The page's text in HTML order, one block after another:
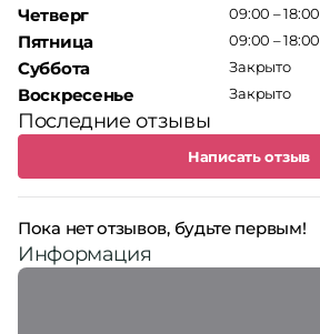
Четверг
Пятница
Суббота
Воскресенье
09:00 – 18:00
09:00 – 18:00
Закрыто
Закрыто
Последние отзывы
Написать отзыв
Пока нет отзывов, будьте первым!
Информация